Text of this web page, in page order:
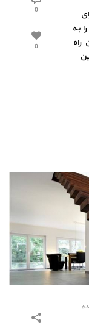
0
0
به
راه